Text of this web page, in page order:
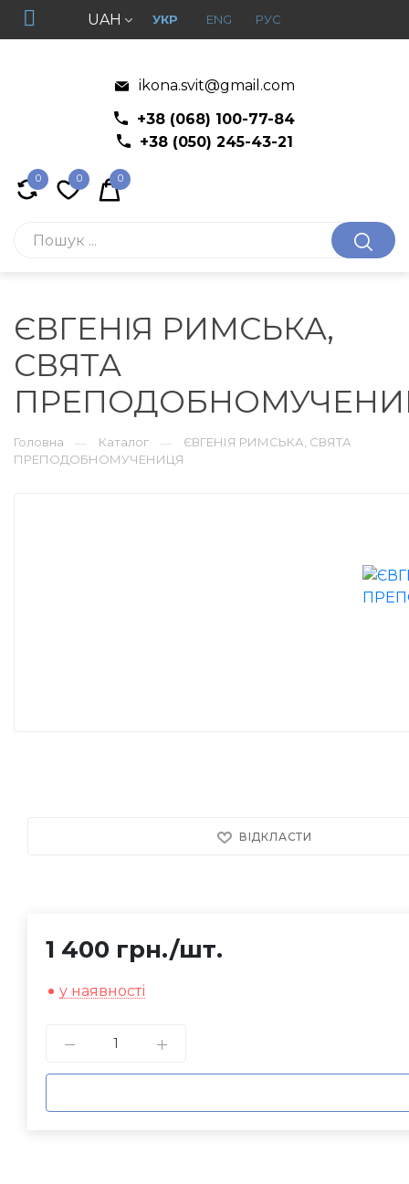
UAH УКР ENG РУС
ikona.svit@gmail.com
+38 (068) 100-77-84
+38 (050) 245-43-21
0 0 0
ЄВГЕНІЯ РИМСЬКА,
СВЯТА
Головна — Каталог —
ЄВГЕНІЯ РИМСЬКА, СВЯТА
ПРЕПОДОБНОМУЧЕНИЦЯ
ВІДКЛАСТИ
1 400 грн./шт.
у наявності